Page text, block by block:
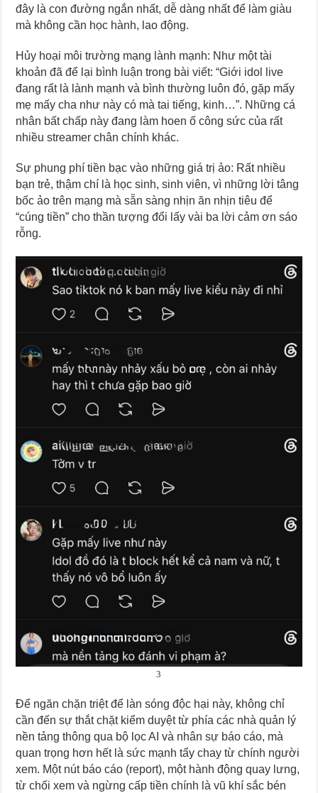
đây là con đường ngắn nhất, dễ dàng nhất để làm giàu
mà không cần học hành, lao động.
Hủy hoại môi trường mạng lành mạnh: Như một tài
khoản đã để lại bình luận trong bài viết: “Giới idol live
đang rất là lành mạnh và bình thường luôn đó, gặp mấy
mẹ mấy cha như này có mà tai tiếng, kinh…”. Những cá
nhân bất chấp này đang làm hoen ố công sức của rất
nhiều streamer chân chính khác.
Sự phung phí tiền bạc vào những giá trị ảo: Rất nhiều
bạn trẻ, thậm chí là học sinh, sinh viên, vì những lời tâng
bốc ảo trên mạng mà sẵn sàng nhịn ăn nhịn tiêu để
“cúng tiền” cho thần tượng đổi lấy vài ba lời cảm ơn sáo
rỗng.
3
Để ngăn chặn triệt để làn sóng độc hại này, không chỉ
cần đến sự thắt chặt kiểm duyệt từ phía các nhà quản lý
nền tảng thông qua bộ lọc AI và nhân sự báo cáo, mà
quan trọng hơn hết là sức mạnh tẩy chay từ chính người
xem. Một nút báo cáo (report), một hành động quay lưng,
từ chối xem và ngừng cấp tiền chính là vũ khí sắc bén